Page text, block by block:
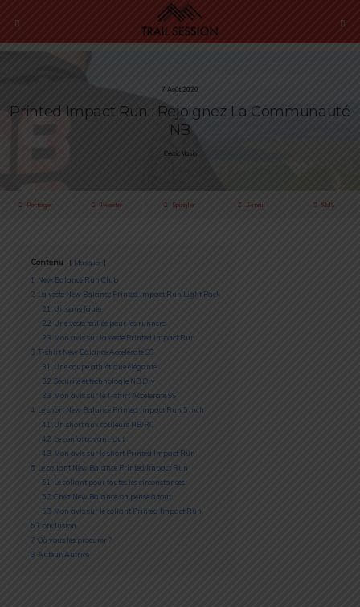
7 Août 2020
Printed Impact Run : Rejoignez La Communauté
NB
Cédric Masip
Partager Tweeter Épingler E-mail SMS
Contenu Masquer
1
New Balance Run Club
2 La veste New Balance Printed Impact Run Light Pack
2.1
Un sans faute
2.2 Une veste taillée pour les runners
2.3 Mon avis sur la veste Printed Impact Run
3 T-shirt New Balance Accelerate SS
3.1
Une coupe athlétique élégante
3.2 Sécurité et technologie NB Dry
3.3 Mon avis sur le T-shirt Accelerate SS
4 Le short New Balance Printed Impact Run 5 inch
4.1
Un short aux couleurs NB/RC
4.2 Le confort avant tout
4.3 Mon avis sur le short Printed Impact Run
5 Le collant New Balance Printed Impact Run
5.1
Le collant pour toutes les circonstances
5.2 Chez New Balance, on pense à tout
5.3 Mon avis sur le collant Printed Impact Run
6 Conclusion
7 Où vous les procurer ?
8 Auteur/Autrice